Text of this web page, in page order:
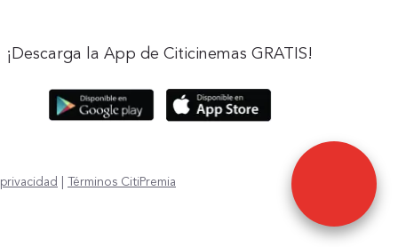
¡Descarga la App de Citicinemas GRATIS!
Términos CitiPremia